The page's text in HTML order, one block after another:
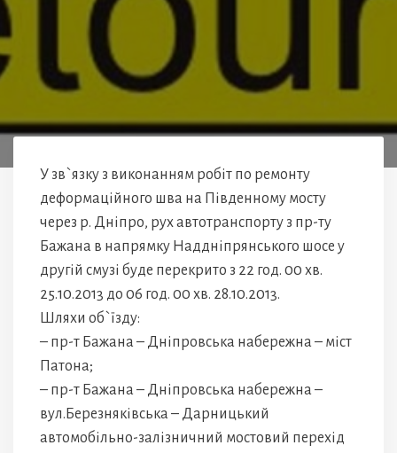
У зв`язку з виконанням робіт по ремонту
деформаційного шва на Південному мосту
через р. Дніпро, рух автотранспорту з пр-ту
Бажана в напрямку Наддніпрянського шосе у
другій смузі буде перекрито з 22 год. 00 хв.
25.10.2013 до 06 год. 00 хв. 28.10.2013.
Шляхи об`їзду:
– пр-т Бажана – Дніпровська набережна – міст
Патона;
– пр-т Бажана – Дніпровська набережна –
вул.Березняківська – Дарницький
автомобільно-залізничний мостовий перехід